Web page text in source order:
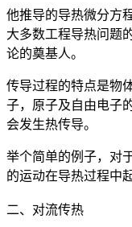
他推导的导热微分方
大多数工程导热问题
论的奠基人。
传导过程的特点是物
子，原子及自由电子
会发生热传导。
举个简单的例子，对
的运动在导热过程中
二、对流传热